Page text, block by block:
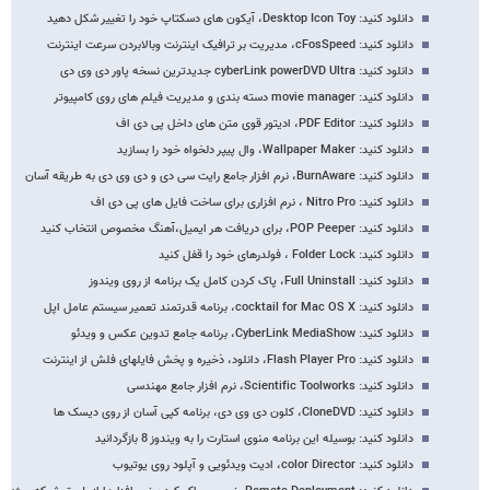
دانلود کنید: Desktop Icon Toy، آیکون های دسکتاپ خود را تغییر شکل دهید
دانلود کنید: cFosSpeed، مدیریت بر ترافیک اینترنت وبالابردن سرعت اینترنت
دانلود کنید: cyberLink powerDVD Ultra جدیدترین نسخه پاور دی وی دی
دانلود کنید: movie manager دسته بندی و مدیریت فیلم های روی کامپیوتر
دانلود کنید: PDF Editor، ادیتور قوی متن های داخل پی دی اف
دانلود کنید: Wallpaper Maker، وال پیپر دلخواه خود را بسازید
دانلود کنید: BurnAware، نرم افزار جامع رایت سی دی و دی وی دی به طریقه آسان
دانلود کنید: Nitro Pro ، نرم افزاری برای ساخت فایل های پی دی اف
دانلود کنید: POP Peeper، برای دریافت هر ایمیل،آهنگ مخصوص انتخاب کنید
دانلود کنید: Folder Lock ، فولدرهای خود را قفل کنید
دانلود کنید: Full Uninstall، پاک کردن کامل یک برنامه از روی ویندوز
دانلود کنید: cocktail for Mac OS X، برنامه قدرتمند تعمیر سیستم عامل اپل
دانلود کنید: CyberLink MediaShow، برنامه جامع تدوین عکس و ویدئو
دانلود کنید: Flash Player Pro، دانلود، ذخیره و پخش فایلهای فلش از اینترنت
دانلود کنید: Scientific Toolworks، نرم افزار جامع مهندسی
دانلود کنید: CloneDVD، کلون دی وی دی، برنامه کپی آسان از روی دیسک ها
دانلود کنید: بوسیله این برنامه منوی استارت را به ویندوز 8 بازگردانید
دانلود کنید: color Director، ادیت ویدئویی و آپلود روی یوتیوب